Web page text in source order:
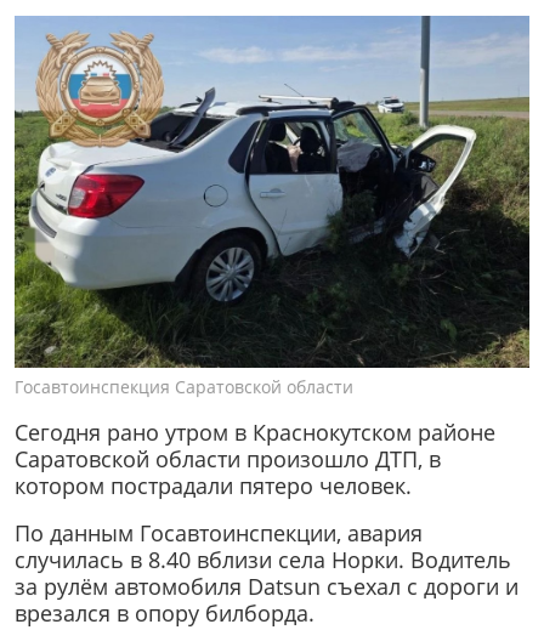
Госавтоинспекция Саратовской области
Сегодня рано утром в Краснокутском районе
Саратовской области произошло ДТП, в
котором пострадали пятеро человек.
По данным Госавтоинспекции, авария
случилась в 8.40 вблизи села Норки. Водитель
за рулём автомобиля Datsun съехал с дороги и
врезался в опору билборда.